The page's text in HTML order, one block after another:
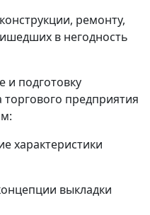
ремонту,
в негодность
и подготовку
предприятия
характеристики
выкладки